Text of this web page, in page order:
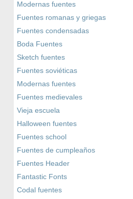
Modernas fuentes
Fuentes romanas y griegas
Fuentes condensadas
Boda Fuentes
Sketch fuentes
Fuentes soviéticas
Modernas fuentes
Fuentes medievales
Vieja escuela
Halloween fuentes
Fuentes school
Fuentes de cumpleaños
Fuentes Header
Fantastic Fonts
Codal fuentes